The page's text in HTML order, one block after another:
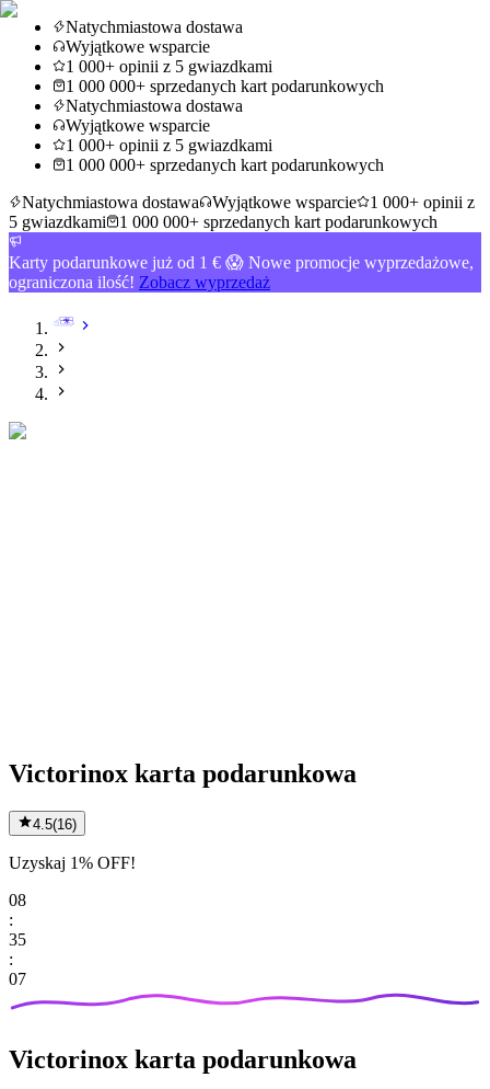
Natychmiastowa dostawa
Wyjątkowe wsparcie
1 000+ opinii z 5 gwiazdkami
1 000 000+ sprzedanych kart podarunkowych
Natychmiastowa dostawa
Wyjątkowe wsparcie
1 000+ opinii z 5 gwiazdkami
1 000 000+ sprzedanych kart podarunkowych
Natychmiastowa dostawa
Wyjątkowe wsparcie
1 000+ opinii z
5 gwiazdkami
1 000 000+ sprzedanych kart podarunkowych
Karty podarunkowe już od 1 € 😱 Nowe promocje wyprzedażowe,
ograniczona ilość! Zobacz wyprzedaż
Victorinox karta podarunkowa
4.5(16)
Uzyskaj 1% OFF!
08
:
35
:
07
Victorinox karta podarunkowa